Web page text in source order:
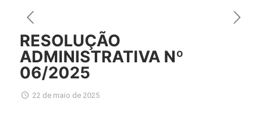
RESOLUÇÃO
ADMINISTRATIVA Nº
06/2025
22 de maio de 2025